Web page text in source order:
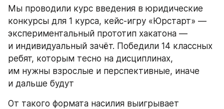
Мы проводили курс введения в юридические
конкурсы для 1 курса, кейс-игру «Юрстарт» —
экспериментальный прототип хакатона —
и индивидуальный зачёт. Победили 14 классных
ребят, которым тесно на дисциплинах,
им нужны взрослые и перспективные, иначе
и дальше будут
От такого формата насилия выигрывает